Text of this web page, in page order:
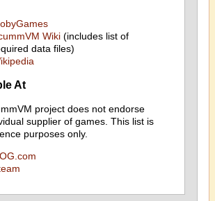
Wiki(includes list of
data files)
At
project does not endorse
supplier of games. This list is
purposes only.